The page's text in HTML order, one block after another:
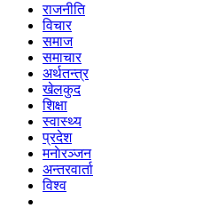
राजनीति
विचार
समाज
समाचार
अर्थतन्त्र
खेलकुद
शिक्षा
स्वास्थ्य
प्रदेश
मनाेरञ्जन
अन्तरवार्ता
विश्व